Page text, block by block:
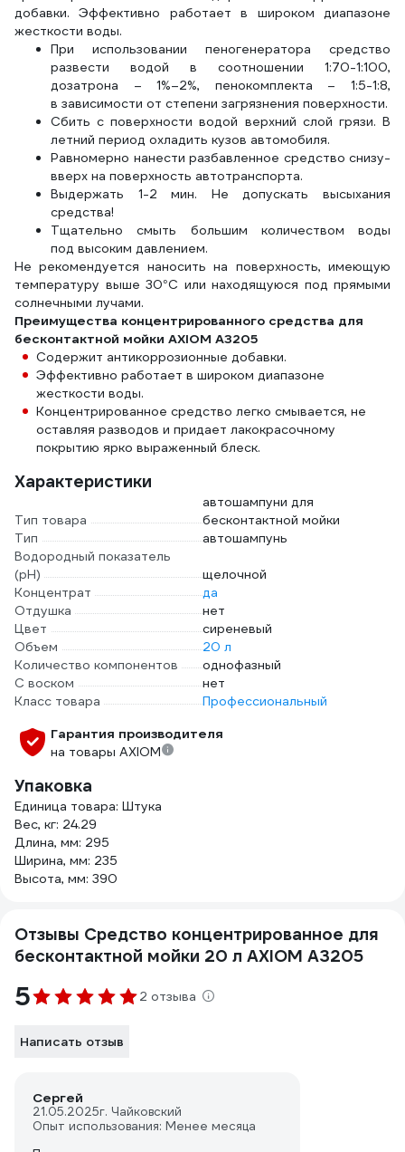
добавки. Эффективно работает в широком диапазоне
жесткости воды.
При использовании пеногенератора средство
развести водой в соотношении 1:70-1:100,
дозатрона – 1%–2%, пенокомплекта – 1:5-1:8,
в зависимости от степени загрязнения поверхности.
Сбить с поверхности водой верхний слой грязи. В
летний период охладить кузов автомобиля.
Равномерно нанести разбавленное средство снизу-
вверх на поверхность автотранспорта.
Выдержать 1-2 мин. Не допускать высыхания
средства!
Тщательно смыть большим количеством воды
под высоким давлением.
Не рекомендуется наносить на поверхность, имеющую
температуру выше 30°С или находящуюся под прямыми
солнечными лучами.
Преимущества концентрированного средства для
бесконтактной мойки AXIOM A3205
Содержит антикоррозионные добавки.
Эффективно работает в широком диапазоне
жесткости воды.
Концентрированное средство легко смывается, не
оставляя разводов и придает лакокрасочному
покрытию ярко выраженный блеск.
Характеристики
Тип товара
автошампуни для
бесконтактной мойки
Тип
автошампунь
Водородный показатель
(pH)
щелочной
Концентрат
да
Отдушка
нет
Цвет
сиреневый
Объем
20 л
Количество компонентов
однофазный
С воском
нет
Класс товара
Профессиональный
Гарантия производителя
на товары AXIOM
Упаковка
Единица товара: Штука
Вес, кг: 24.29
Длина, мм: 295
Ширина, мм: 235
Высота, мм: 390
Отзывы Средство концентрированное для
бесконтактной мойки 20 л AXIOM A3205
5 2 отзыва
Написать отзыв
Сергей
21.05.2025г. Чайковский
Опыт использования: Менее месяца